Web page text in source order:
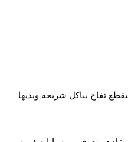
تفاح بياكل شريحه ويديها